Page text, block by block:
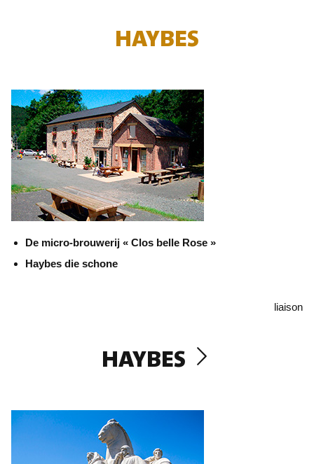
HAYBES
De micro-brouwerij « Clos belle Rose »
Haybes die schone
liaison
HAYBES